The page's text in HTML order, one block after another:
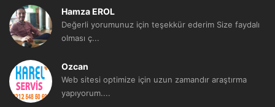
Hamza EROL
Değerli yorumunuz için teşekkür ederim Size faydalı
olması ç...
Ozcan
Web sitesi optimize için uzun zamandır araştırma
yapıyorum....